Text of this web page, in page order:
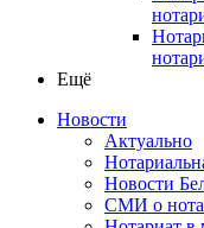
Ещё
Новости
Актуально
Новости
СМИ о